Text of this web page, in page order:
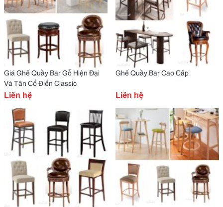
Giá Ghế Quầy Bar Gỗ Hiện Đại
Và Tân Cổ Điển Classic
Liên hệ
Ghế Quầy Bar Cao Cấp
Liên hệ